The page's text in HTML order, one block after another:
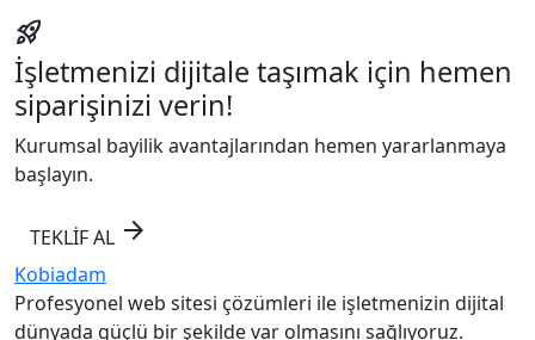
rocket_launch
İşletmenizi dijitale taşımak için hemen
siparişinizi verin!
Kurumsal bayilik avantajlarından hemen yararlanmaya
başlayın.
TEKLİF AL arrow_forward
Kobiadam
Profesyonel web sitesi çözümleri ile işletmenizin dijital
dünyada güçlü bir şekilde var olmasını sağlıyoruz.